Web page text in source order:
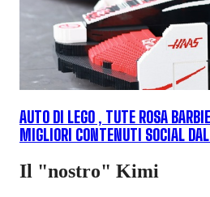
AUTO DI LEGO , TUTE ROSA
MIGLIORI CONTENUTI SOCIAL
Il "nostro" Kimi